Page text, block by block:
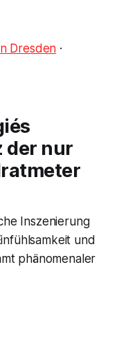
Dresden ·
der nur
Inszenierung
und
phänomenaler